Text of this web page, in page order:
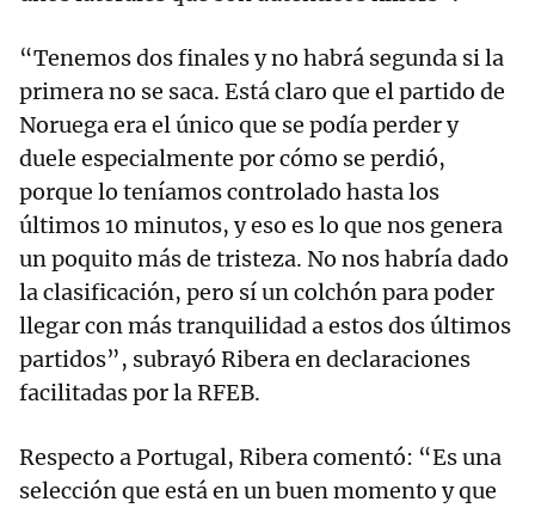
“Tenemos dos finales y no habrá segunda si la
primera no se saca. Está claro que el partido de
Noruega era el único que se podía perder y
duele especialmente por cómo se perdió,
porque lo teníamos controlado hasta los
últimos 10 minutos, y eso es lo que nos genera
un poquito más de tristeza. No nos habría dado
la clasificación, pero sí un colchón para poder
llegar con más tranquilidad a estos dos últimos
partidos”, subrayó Ribera en declaraciones
facilitadas por la RFEB.
Respecto a Portugal, Ribera comentó: “Es una
selección que está en un buen momento y que